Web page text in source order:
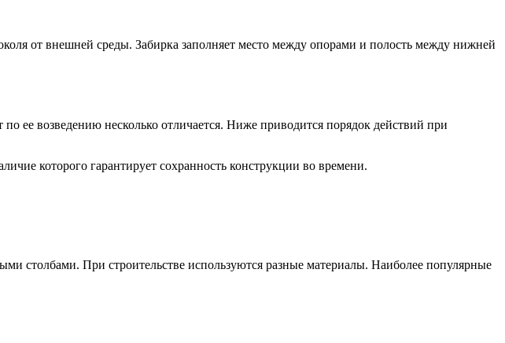
от внешней среды. Забирка заполняет место между опорами и полость между нижней
ее возведению несколько отличается. Ниже приводится порядок действий при
которого гарантирует сохранность конструкции во времени.
столбами. При строительстве используются разные материалы. Наиболее популярные